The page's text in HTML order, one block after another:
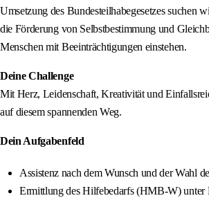
Umsetzung des Bundesteilhabegesetzes suchen
die Förderung von Selbstbestimmung und
Menschen mit Beeinträchtigungen einstehen.
Deine Challenge
Mit Herz, Leidenschaft, Kreativität und
auf diesem spannenden Weg.
Dein Aufgabenfeld
Assistenz nach dem Wunsch und der Wahl
Ermittlung des Hilfebedarfs (HMB-W) unter